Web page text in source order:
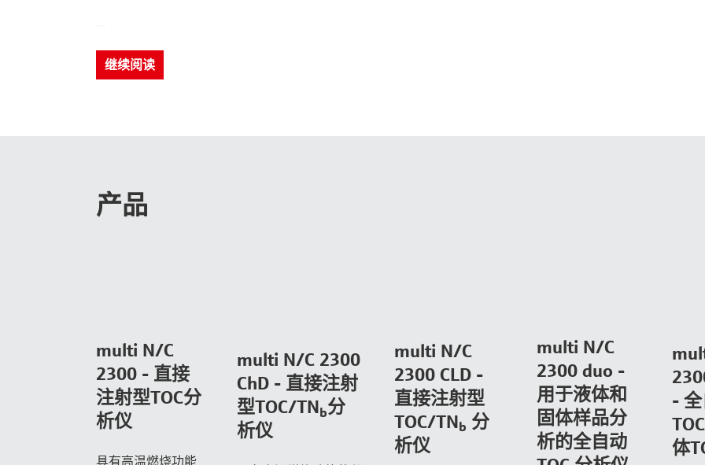
继续阅读
产品
multi N/C
2300 - 直接
注射型TOC分
析仪
具有高温燃烧功能
multi N/C 2300
ChD - 直接注射
型TOC/TNb分
析仪
multi N/C
2300 CLD -
直接注射型
TOC/TNb 分
析仪
multi N/C
2300 duo -
用于液体和
固体样品分
析的全自动
-
体